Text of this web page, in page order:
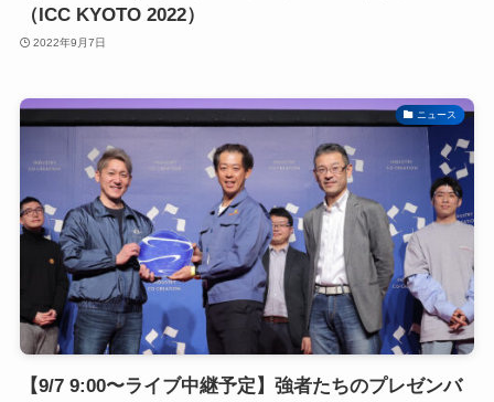
（ICC KYOTO 2022）
2022年9月7日
ニュース
【9/7 9:00〜ライブ中継予定】強者たちのプレゼンバ